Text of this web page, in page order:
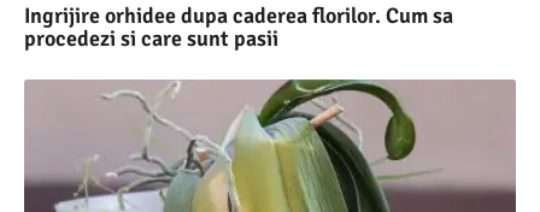
Ingrijire orhidee dupa caderea florilor. Cum sa
procedezi si care sunt pasii